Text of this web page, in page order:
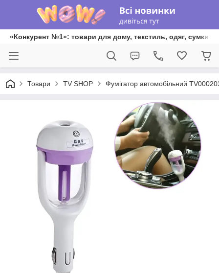
«Конкурент №1»: товари для дому, текстиль, одяг, сумки
Товари TV SHOP Фумігатор автомобільний